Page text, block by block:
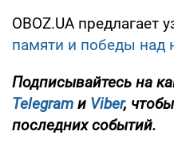
OBOZ.UA предлагает
памяти и победы над
Подписывайтесь на
Telegram и Viber,
последних событий.